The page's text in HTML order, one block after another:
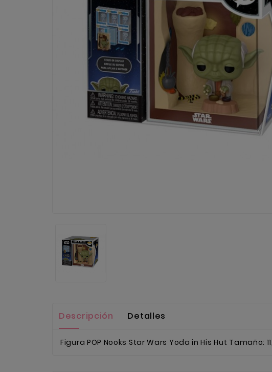
Descripción Detalles
Figura POP Nooks Star Wars Yoda in His Hut